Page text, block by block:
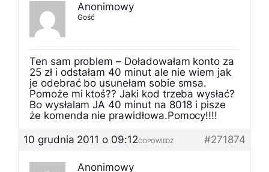
Anonimowy
Gość
Ten sam problem – Doładowałam konto za
25 zł i odstałam 40 minut ale nie wiem jak
je odebrać bo usunełam sobie smsa.
Pomoże mi ktoś?? Jaki kod trzeba wysłać?
Bo wysłalam JA 40 minut na 8018 i pisze
że komenda nie prawidłowa.Pomocy!!!!
10 grudnia 2011 o 09:12
#271874
ODPOWIEDZ
Anonimowy